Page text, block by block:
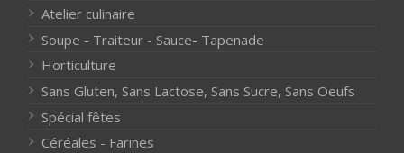
Atelier culinaire
Soupe - Traiteur - Sauce- Tapenade
Horticulture
Sans Gluten, Sans Lactose, Sans Sucre, Sans Oeufs
Spécial fêtes
Céréales - Farines